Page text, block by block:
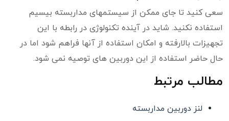
سعی کنید تا جای ممکن از سیستمهای مداربسته بیسیم
استفاده نکنید. شاید در آینده تکنولوژی در رابطه با این
تجهیزات بالارفته و امکان استفاده از آنها فراهم شود اما در
حال حاضر استفاده از این دوربین های توصیه نمی شود.
مطالب مرتبط
لنز دوربین مداربسته